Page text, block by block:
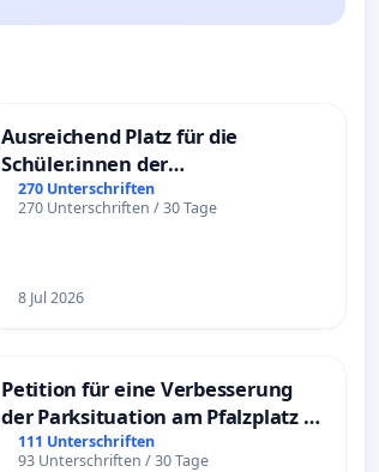
Ausreichend Platz für die
Schüler.innen der
Schönbergschule
270 Unterschriften
270 Unterschriften / 30 Tage
8 Jul 2026
Petition für eine Verbesserung
der Parksituation am Pfalzplatz in
Mannheim
111 Unterschriften
93 Unterschriften / 30 Tage